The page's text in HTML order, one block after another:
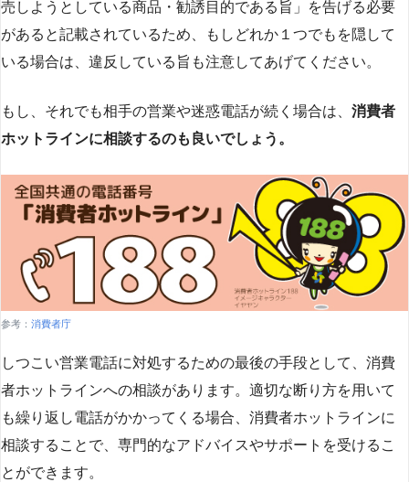
売しようとしている商品・勧誘目的である旨」を告げる必要
があると記載されているため、もしどれか１つでもを隠して
いる場合は、違反している旨も注意してあげてください。
もし、それでも相手の営業や迷惑電話が続く場合は、 消費者
ホットラインに相談するのも良いでしょう。
参考： 消費者庁
しつこい営業電話に対処するための最後の手段として、消費
者ホットラインへの相談があります。適切な断り方を用いて
も繰り返し電話がかかってくる場合、消費者ホットラインに
相談することで、専門的なアドバイスやサポートを受けるこ
とができます​​。